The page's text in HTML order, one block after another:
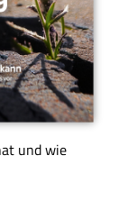
und wie